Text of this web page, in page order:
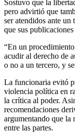
Sostuvo que la
pero advirtió que
ser atendidos ante un
que sus
“En un
acudir al derecho de
o no a un tercero, y
La funcionaria evitó
violencia política en
la crítica al poder.
recomendaciones
argumentando que la
entre las partes.